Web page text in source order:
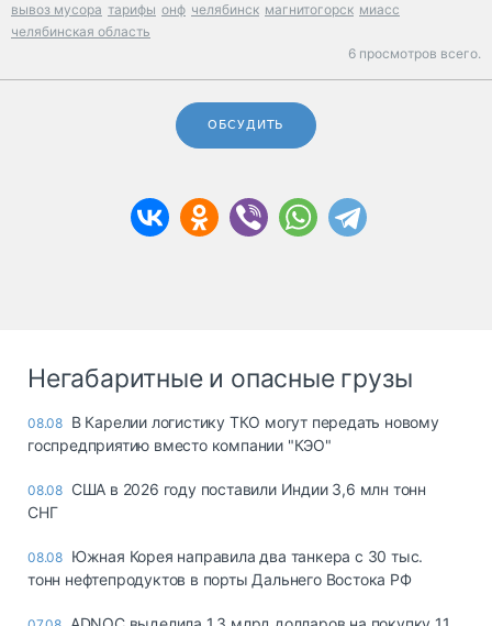
вывоз мусора тарифы онф челябинск магнитогорск миасс
челябинская область
6 просмотров всего.
ОБСУДИТЬ
Негабаритные и опасные грузы
08.08 В Карелии логистику ТКО могут передать новому
госпредприятию вместо компании "КЭО"
08.08 США в 2026 году поставили Индии 3,6 млн тонн
СНГ
08.08 Южная Корея направила два танкера с 30 тыс.
тонн нефтепродуктов в порты Дальнего Востока РФ